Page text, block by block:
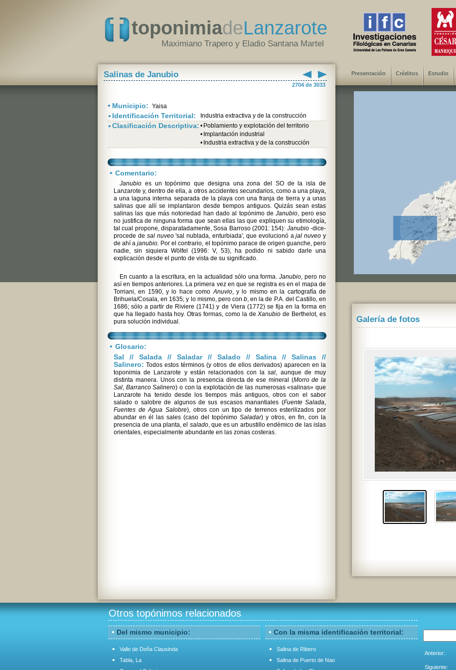
toponimiadeLanzarote
Maximiano Trapero y Eladio Santana Martel
Salinas de Janubio
2704 de 3033
• Municipio: Yaisa
• Identificación Territorial: Industria extractiva y de la construcción
•Clasificación Descriptiva: • Poblamiento y explotación del territorio
• Implantación industrial
• Industria extractiva y de la construcción
• Comentario:
Janubio es un topónimo que designa una zona del SO de la isla de
Lanzarote y, dentro de ella, a otros accidentes secundarios, como a una playa,
a una laguna interna separada de la playa con una franja de tierra y a unas
salinas que allí se implantaron desde tiempos antiguos. Quizás sean estas
salinas las que más notoriedad han dado al topónimo deJanubio, pero eso
no justifica de ninguna forma que sean ellas las que expliquen su etimología,
tal cual propone, disparatadamente, Sosa Barroso (2001: 154): Janubio-dice-
procede de sal nuveo'sal nublada, enturbiada', que evolucionó ajal nuveo y
de ahí ajanubio. Por el contrario, el topónimo parace de origen guanche, pero
nadie, sin siquiera Wölfel (1996: V, 53), ha podido ni sabido darle una
explicación desde el punto de vista de su significado.
En cuanto a la escritura, en la actualidad sólo una forma.Janubio, pero no
así en tiempos anteriores. La primera vez en que se registra es en el mapa de
Torriani, en 1590, y lo hace comoAnuvio, y lo mismo en la cartografía de
Brihuela/Cosala, en 1635; y lo mismo, pero conb, en la de P.A. del Castillo, en
1686; sólo a partir de Riviere (1741) y de Viera (1772) se fija en la forma en
que ha llegado hasta hoy. Otras formas, como la deXanubio de Berthelot, es
pura solución individual.
• Glosario:
Sal // Salada // Saladar // Salado // Salina // Salinas //
Salinero: Todos estos términos (y otros de ellos derivados) aparecen en la
toponimia de Lanzarote y están relacionados con lasal, aunque de muy
distinta manera. Unos con la presencia directa de ese mineral (Morro de la
Sal, Barranco Salinero) o con la explotación de las numerosas «salinas» que
Lanzarote ha tenido desde los tiempos más antiguos, otros con el sabor
salado o salobre de algunos de sus escasos manantiales (Fuente Salada,
Fuentes de Agua Salobre), otros con un tipo de terrenos esterilizados por
abundar en él las sales (caso del topónimo Saladar) y otros, en fin, con la
presencia de una planta, el salado, que es un arbustillo endémico de las islas
orientales, especialmente abundante en las zonas costeras.
Presentación Créditos Estudio
Galería de fotos
Otros topónimos relacionados
Anterior:
Siguiente:
• Del mismo municipio: • Con la misma identificación territorial:
• Valle de Doña Clausinda
• Tabla, La
• Salina de Ribero
• Salina de Puerto de Nao